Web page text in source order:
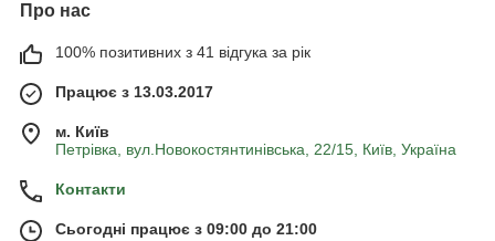
Про нас
100% позитивних з 41 відгука за рік
Працює з 13.03.2017
м. Київ
Петрівка, вул.Новокостянтинівська, 22/15, Київ, Україна
Контакти
Сьогодні працює з 09:00 до 21:00